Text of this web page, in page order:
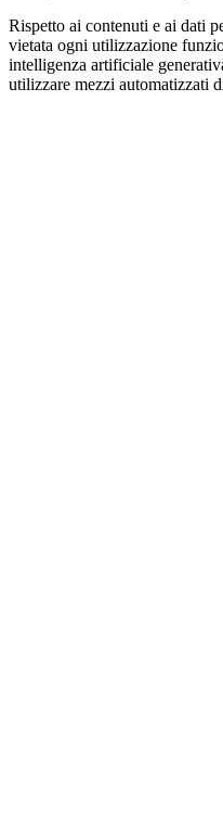
Rispetto ai contenuti e ai dati
vietata ogni utilizzazione
intelligenza artificiale
utilizzare mezzi automatizzati